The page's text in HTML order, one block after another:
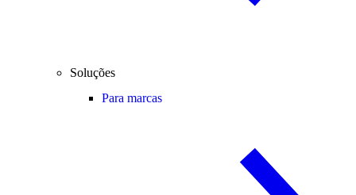
Soluções
Para marcas